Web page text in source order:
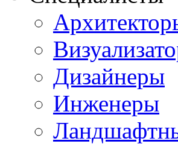
Дизайнеры
Инженеры